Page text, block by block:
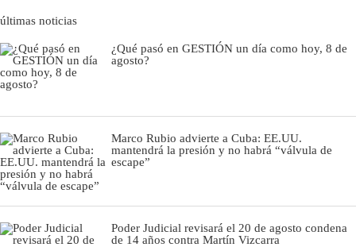
últimas noticias
¿Qué pasó en GESTIÓN un día como hoy, 8 de
agosto?
Marco Rubio advierte a Cuba: EE.UU.
mantendrá la presión y no habrá “válvula de
escape”
Poder Judicial revisará el 20 de agosto condena
de 14 años contra Martín Vizcarra